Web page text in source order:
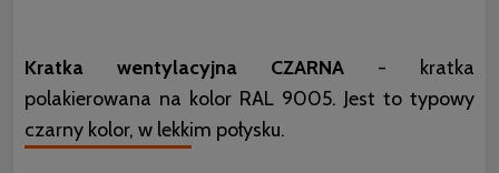
Kratka wentylacyjna CZARNA - kratka
polakierowana na kolor RAL 9005. Jest to typowy
czarny kolor, w lekkim połysku.